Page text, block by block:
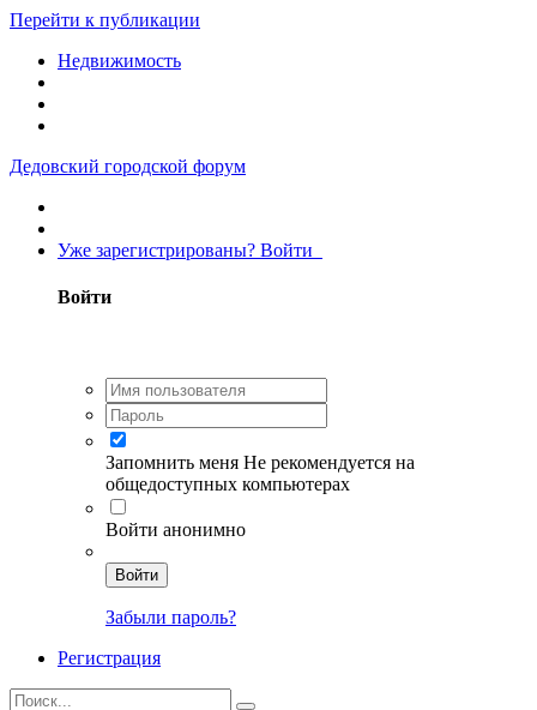
Перейти к публикации
Недвижимость
Дедовский городской форум
Уже зарегистрированы? Войти
Войти
Запомнить меня Не рекомендуется на
общедоступных компьютерах
Войти анонимно
Войти
Забыли пароль?
Регистрация